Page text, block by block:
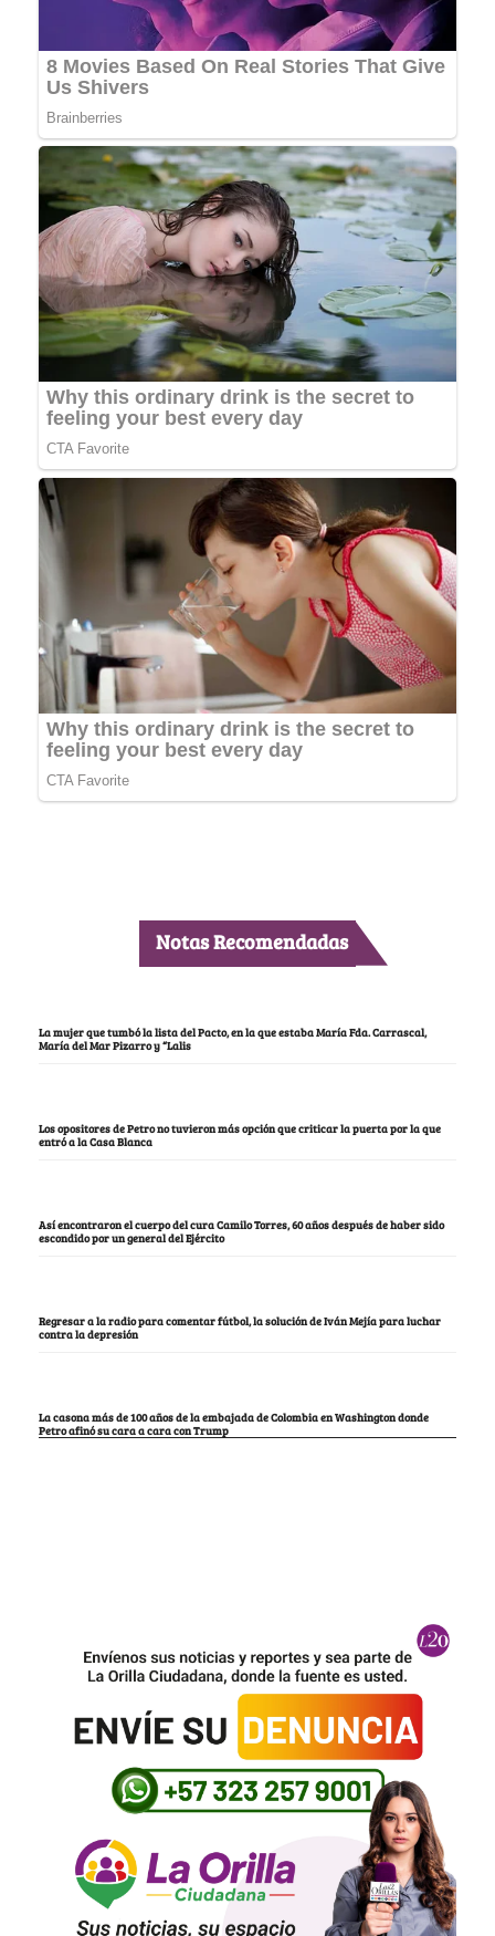
Notas Recomendadas
La mujer que tumbó la lista del Pacto, en la que estaba María Fda. Carrascal,
María del Mar Pizarro y “Lalis
Los opositores de Petro no tuvieron más opción que criticar la puerta por la que
entró a la Casa Blanca
Así encontraron el cuerpo del cura Camilo Torres, 60 años después de haber sido
escondido por un general del Ejército
Regresar a la radio para comentar fútbol, la solución de Iván Mejía para luchar
contra la depresión
La casona más de 100 años de la embajada de Colombia en Washington donde
Petro afinó su cara a cara con Trump